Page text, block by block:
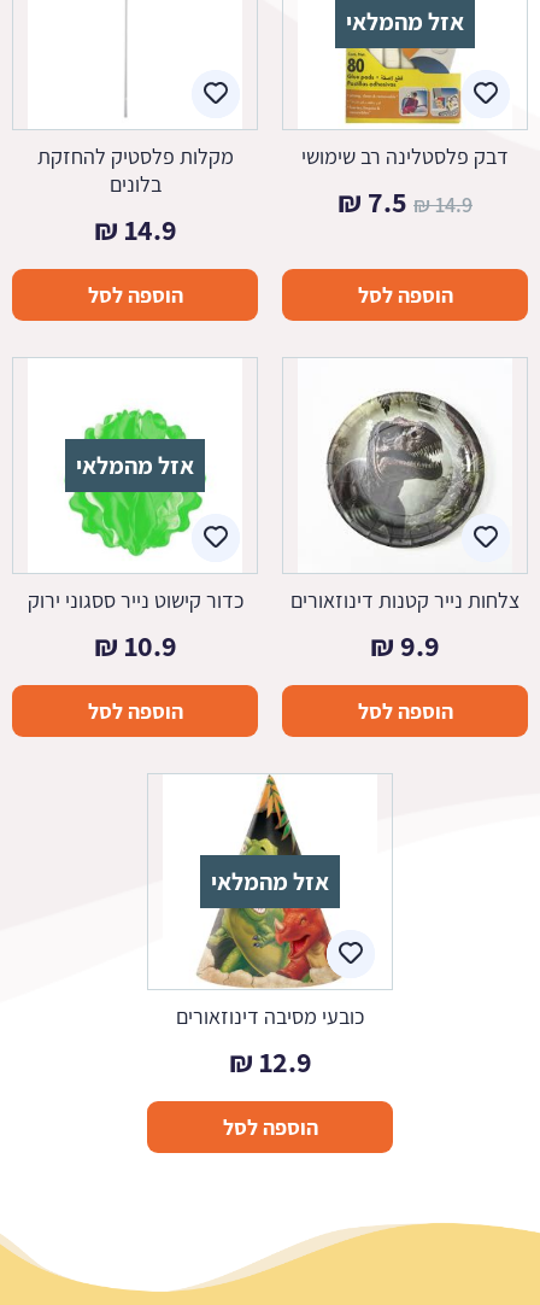
אזל מהמלאי
דבק פלסטלינה רב שימושי
14.9
₪ המחיר
היה:
14.9 ₪.
7.5
₪
הוא:
7.5 ₪.
הוספה לסל
מקלות פלסטיק להחזקת
בלונים
14.9
₪
הוספה לסל
צלחות נייר קטנות דינוזאורים
9.9
₪
הוספה לסל
אזל מהמלאי
כדור קישוט נייר ססגוני ירוק
10.9
₪
הוספה לסל
אזל מהמלאי
כובעי מסיבה דינוזאורים
12.9
₪
הוספה לסל